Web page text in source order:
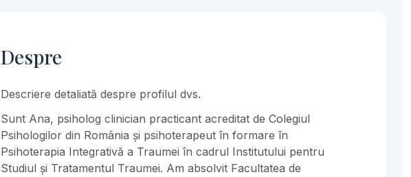
Despre
Descriere detaliată despre profilul dvs.
Sunt Ana, psiholog clinician practicant acreditat de Colegiul
Psihologilor din România și ​psihoterapeut în formare în
Psihoterapia Integrativă a Traumei în cadrul Institutului ​pentru
Studiul și Tratamentul Traumei. Am absolvit Facultatea de